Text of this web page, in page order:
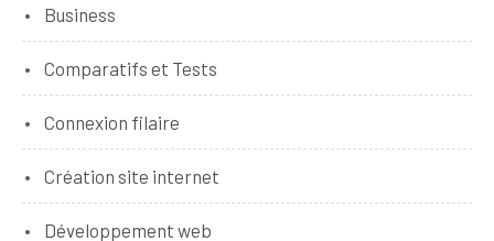
Business
Comparatifs et Tests
Connexion filaire
Création site internet
Développement web